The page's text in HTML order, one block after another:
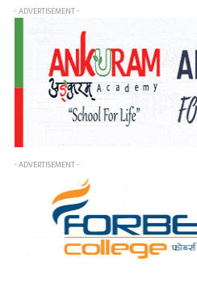
- ADVERTISEMENT -
- ADVERTISEMENT -